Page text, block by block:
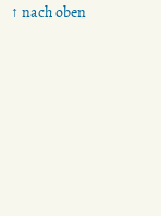
↑ nach oben